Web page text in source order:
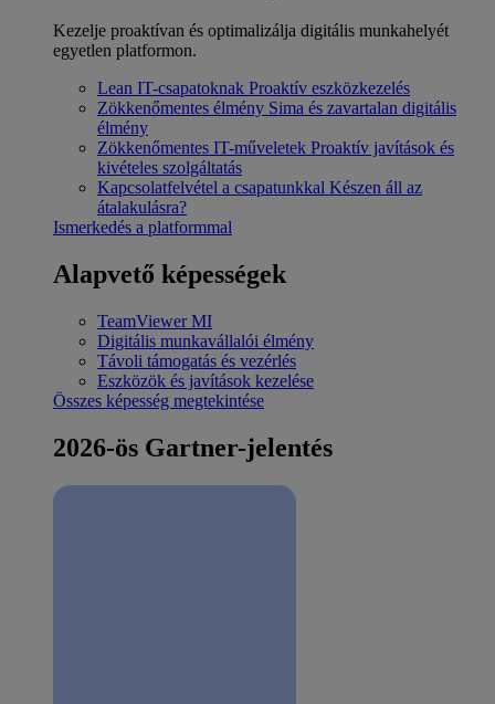
Kezelje proaktívan és optimalizálja digitális munkahelyét
egyetlen platformon.
Lean IT-csapatoknak Proaktív eszközkezelés
Zökkenőmentes élmény Sima és zavartalan digitális
élmény
Zökkenőmentes IT-műveletek Proaktív javítások és
kivételes szolgáltatás
Kapcsolatfelvétel a csapatunkkal Készen áll az
átalakulásra?
Ismerkedés a platformmal
Alapvető képességek
TeamViewer MI
Digitális munkavállalói élmény
Távoli támogatás és vezérlés
Eszközök és javítások kezelése
Összes képesség megtekintése
2026-ös Gartner-jelentés